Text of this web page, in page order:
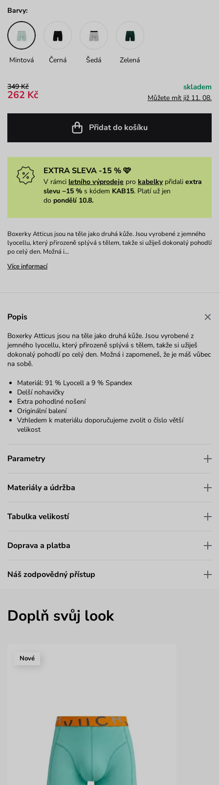
Barvy:
Mintová Černá Šedá Zelená
349 Kč
262 Kč
skladem
Můžete mít již 11. 08.
Přidat do košíku
EXTRA SLEVA -15 % 🩷
V rámci letního výprodeje pro kabelkypřidali extra
slevu −15 % s kódem KAB15. Platí už jen
do pondělí 10.8.
Boxerky Atticus jsou na těle jako druhá kůže. Jsou vyrobené z jemného
lyocellu, který přirozeně splývá s tělem, takže si užiješ dokonalý pohodlí
po celý den. Možná i…
Více informací
Popis
Boxerky Atticus jsou na těle jako druhá kůže. Jsou vyrobené z
jemného lyocellu, který přirozeně splývá s tělem, takže si užiješ
dokonalý pohodlí po celý den. Možná i zapomeneš, že je máš vůbec
na sobě.
Materiál: 91 % Lyocell a 9 % Spandex
Delší nohavičky
Extra pohodlné nošení
Originální balení
Vzhledem k materiálu doporučujeme zvolit o číslo větší
velikost
Parametry
Materiály a údržba
Tabulka velikostí
Doprava a platba
Náš zodpovědný přístup
Doplň svůj look
Nové